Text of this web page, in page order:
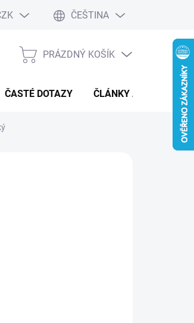
formulář ČEŠTINA
NÁKUPNÍ
PRÁZDNÝ KOŠÍK
ČASTÉ DOTAZY ČLÁNKY A NOVINKY